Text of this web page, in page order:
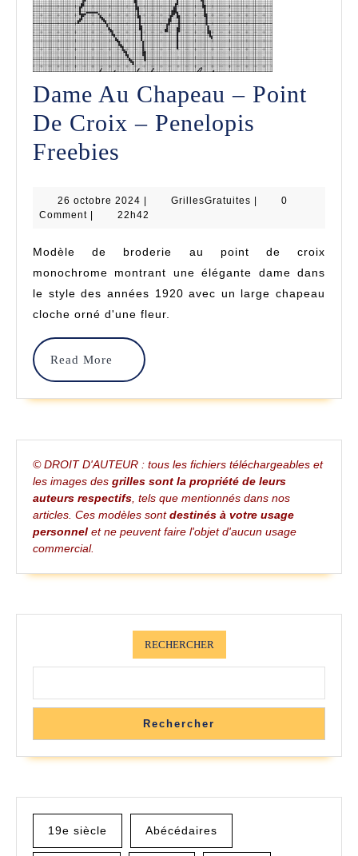
Dame Au Chapeau – Point
De Croix – Penelopis
Freebies
Chapeau
Point
De
Croix
Penelopis
Freebies
26 octobre 2024 26
octobre
GrillesGratuites GrillesGratuites
0
Comment
22h42
Modèle de broderie au point de croix
monochrome montrant une élégante dame dans
le style des années 1920 avec un large chapeau
cloche orné d'une fleur.
Read More
Read
More
© DROIT D'AUTEUR : tous les fichiers téléchargeables et
les images des grilles sont la propriété de leurs
auteurs respectifs , tels que mentionnés dans nos
articles. Ces modèles sontdestinés à votre usage
personnel et ne peuvent faire l'objet d'aucun usage
commercial.
RECHERCHER
Rechercher
19e siècle Abécédaires